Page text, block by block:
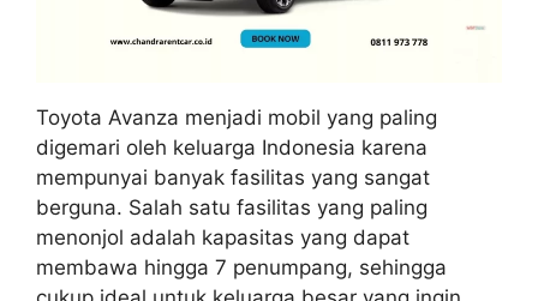
Toyota Avanza menjadi mobil yang paling
digemari oleh keluarga Indonesia karena
mempunyai banyak fasilitas yang sangat
berguna. Salah satu fasilitas yang paling
menonjol adalah kapasitas yang dapat
membawa hingga 7 penumpang, sehingga